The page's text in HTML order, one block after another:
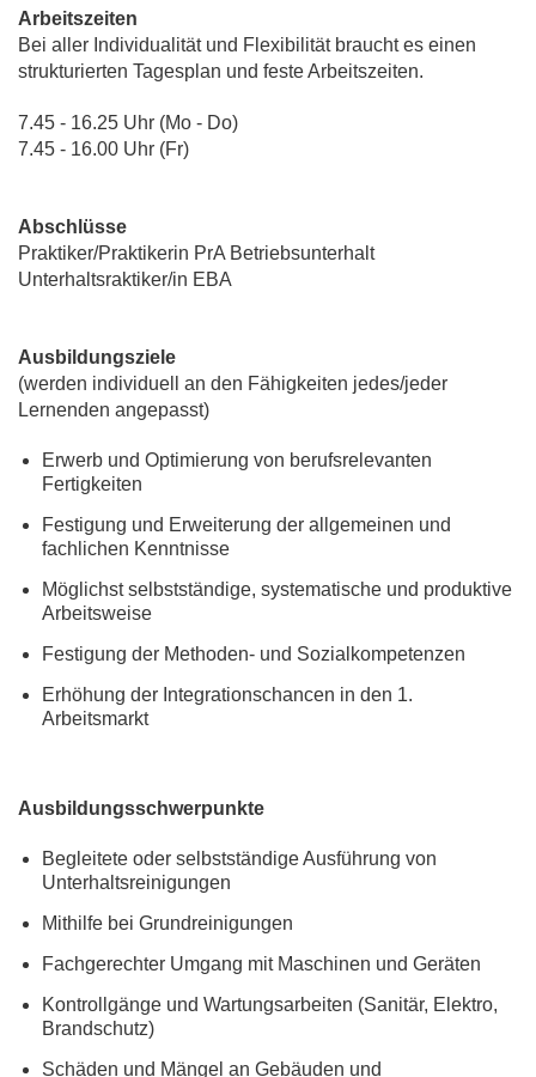
Arbeitszeiten
Bei aller Individualität und Flexibilität braucht es einen
strukturierten Tagesplan und feste Arbeitszeiten.
7.45 - 16.25 Uhr (Mo - Do)
7.45 - 16.00 Uhr (Fr)
Abschlüsse
Praktiker/Praktikerin PrA Betriebsunterhalt
Unterhaltsraktiker/in EBA
Ausbildungsziele
(werden individuell an den Fähigkeiten jedes/jeder
Lernenden angepasst)
Erwerb und Optimierung von berufsrelevanten
Fertigkeiten
Festigung und Erweiterung der allgemeinen und
fachlichen Kenntnisse
Möglichst selbstständige, systematische und produktive
Arbeitsweise
Festigung der Methoden- und Sozialkompetenzen
Erhöhung der Integrationschancen in den 1.
Arbeitsmarkt
Ausbildungsschwerpunkte
Begleitete oder selbstständige Ausführung von
Unterhaltsreinigungen
Mithilfe bei Grundreinigungen
Fachgerechter Umgang mit Maschinen und Geräten
Kontrollgänge und Wartungsarbeiten (Sanitär, Elektro,
Brandschutz)
Schäden und Mängel an Gebäuden und